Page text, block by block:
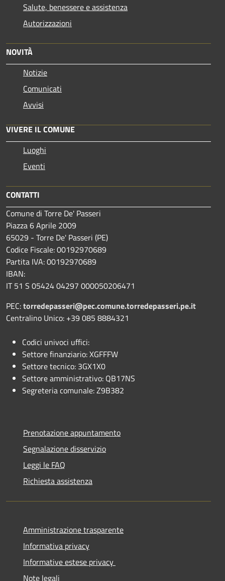
Salute, benessere e assistenza
Autorizzazioni
NOVITÀ
Notizie
Comunicati
Avvisi
VIVERE IL COMUNE
Luoghi
Eventi
CONTATTI
Comune di Torre De' Passeri
Piazza 6 Aprile 2009
65029 - Torre De' Passeri (PE)
Codice Fiscale: 00192970689
Partita IVA: 00192970689
IBAN:
IT 51 S 05424 04297 000050206471
PEC:torredepasseri@pec.comune.torredepasseri.pe.it
Centralino Unico: +39 085 8884321
Codici univoci uffici:
Settore finanziario: XGFFFW
Settore tecnico: 3GX1X0
Settore amministrativo: QB17NS
Segreteria comunale: Z9B382
Prenotazione appuntamento
Segnalazione disservizio
Leggi le FAQ
Richiesta assistenza
Amministrazione trasparente
Informativa privacy
Informative estese privacy
Note legali